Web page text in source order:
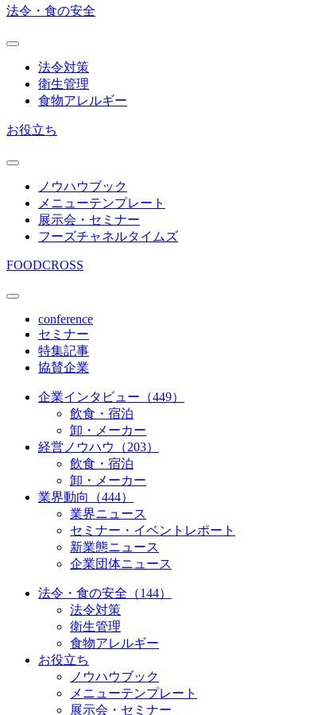
法令・食の安全
法令対策
衛生管理
食物アレルギー
お役立ち
ノウハウブック
メニューテンプレート
展示会・セミナー
フーズチャネルタイムズ
FOODCROSS
conference
セミナー
特集記事
協賛企業
企業インタビュー（449）
飲食・宿泊
卸・メーカー
経営ノウハウ（203）
飲食・宿泊
卸・メーカー
業界動向（444）
業界ニュース
セミナー・イベントレポート
新業態ニュース
企業団体ニュース
法令・食の安全（144）
法令対策
衛生管理
食物アレルギー
お役立ち
ノウハウブック
メニューテンプレート
展示会・セミナー